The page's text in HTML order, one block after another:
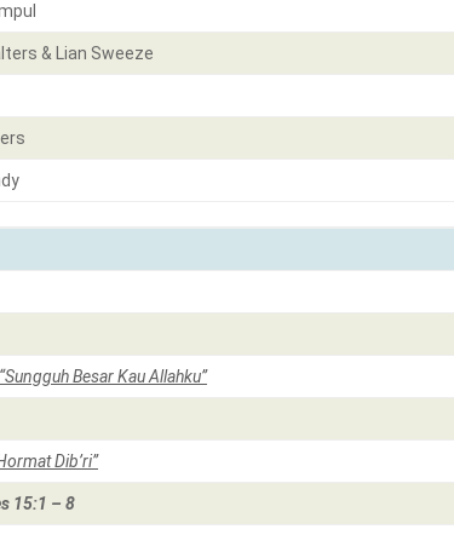
& Lian Sweeze
Besar Kau Allahku”
Dib’ri”
15:1 – 8